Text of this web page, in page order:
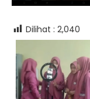
Dilihat : 2,040